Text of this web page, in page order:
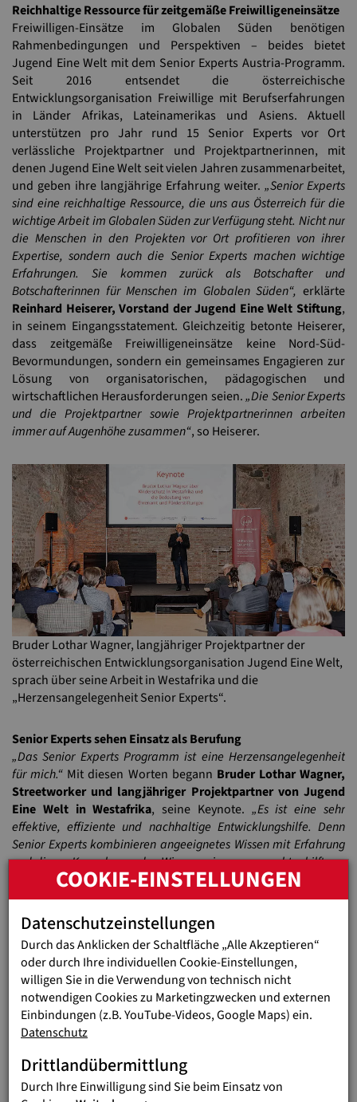
Reichhaltige Ressource für zeitgemäße Freiwilligeneinsätze
Freiwilligen-Einsätze im Globalen Süden benötigen
Rahmenbedingungen und Perspektiven – beides bietet
Jugend Eine Welt mit dem Senior Experts Austria-Programm.
Seit 2016 entsendet die österreichische
Entwicklungsorganisation Freiwillige mit Berufserfahrungen
in Länder Afrikas, Lateinamerikas und Asiens. Aktuell
unterstützen pro Jahr rund 15 Senior Experts vor Ort
verlässliche Projektpartner und Projektpartnerinnen, mit
denen Jugend Eine Welt seit vielen Jahren zusammenarbeitet,
und geben ihre langjährige Erfahrung weiter. „Senior Experts
sind eine reichhaltige Ressource, die uns aus Österreich für die
wichtige Arbeit im Globalen Süden zur Verfügung steht. Nicht nur
die Menschen in den Projekten vor Ort profitieren von ihrer
Expertise, sondern auch die Senior Experts machen wichtige
Erfahrungen. Sie kommen zurück als Botschafter und
Botschafterinnen für Menschen im Globalen Süden“, erklärte
Reinhard Heiserer, Vorstand der Jugend Eine Welt Stiftung,
in seinem Eingangsstatement. Gleichzeitig betonte Heiserer,
dass zeitgemäße Freiwilligeneinsätze keine Nord-Süd-
Bevormundungen, sondern ein gemeinsames Engagieren zur
Lösung von organisatorischen, pädagogischen und
wirtschaftlichen Herausforderungen seien.„Die Senior Experts
und die Projektpartner sowie Projektpartnerinnen arbeiten
immer auf Augenhöhe zusammen“, so Heiserer.
Bruder Lothar Wagner, langjähriger Projektpartner der
österreichischen Entwicklungsorganisation Jugend Eine Welt,
sprach über seine Arbeit in Westafrika und die
„Herzensangelegenheit Senior Experts“.
Senior Experts sehen Einsatz als Berufung
„Das Senior Experts Programm ist eine Herzensangelegenheit
für mich.“ Mit diesen Worten begann Bruder Lothar Wagner,
Streetworker und langjähriger Projektpartner von Jugend
Eine Welt in Westafrika, seine Keynote. „Es ist eine sehr
effektive, effiziente und nachhaltige Entwicklungshilfe. Denn
Senior Experts kombinieren angeeignetes Wissen mit Erfahrung
und dieses Know-how – das Wissen, wie man vorgeht – hilft uns
Projektpartnern sehr. Senior Experts sind Menschen, die ihren
Einsatz nicht nur als Beruf, sondern auch als Berufung sehen.“
COOKIE-EINSTELLUNGEN
Datenschutzeinstellungen
Durch das Anklicken der Schaltfläche „Alle Akzeptieren“
oder durch Ihre individuellen Cookie-Einstellungen,
willigen Sie in die Verwendung von technisch nicht
notwendigen Cookies zu Marketingzwecken und externen
Einbindungen (z.B. YouTube-Videos, Google Maps) ein.
Datenschutz
Drittlandübermittlung
Durch Ihre Einwilligung sind Sie beim Einsatz von